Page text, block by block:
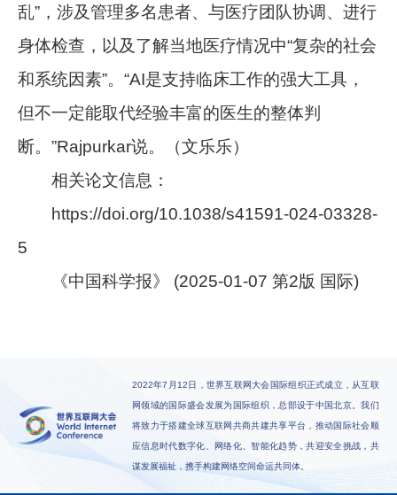
乱”，涉及管理多名患者、与医疗团队协调、进行
身体检查，以及了解当地医疗情况中“复杂的社会
和系统因素”。“AI是支持临床工作的强大工具，
但不一定能取代经验丰富的医生的整体判
断。”Rajpurkar说。（文乐乐）
相关论文信息：
https://doi.org/10.1038/s41591-024-03328-
5
《中国科学报》 (2025-01-07 第2版 国际)
2022年7月12日，世界互联网大会国际组织正式成立，从互联
网领域的国际盛会发展为国际组织，总部设于中国北京。我们
将致力于搭建全球互联网共商共建共享平台，推动国际社会顺
应信息时代数字化、网络化、智能化趋势，共迎安全挑战，共
谋发展福祉，携手构建网络空间命运共同体。